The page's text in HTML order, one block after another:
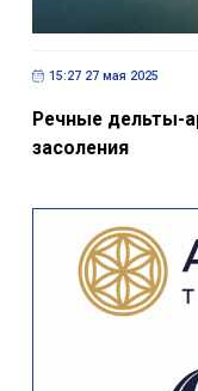
15:27 27 мая 2025
Речные дельты-
засоления